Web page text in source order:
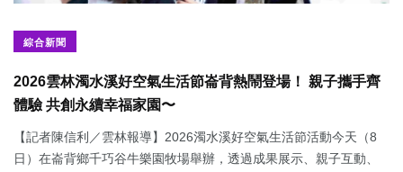
綜合新聞
2026雲林濁水溪好空氣生活節崙背熱鬧登場！ 親子攜手齊
體驗 共創永續幸福家園〜
【記者陳信利／雲林報導】2026濁水溪好空氣生活節活動今天（8
日）在崙背鄉千巧谷牛樂園牧場舉辦，透過成果展示、親子互動、